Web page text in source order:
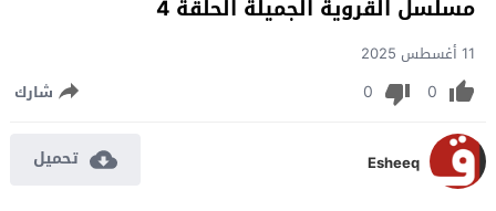
مسلسل القروية الجميلة الحلقة 4
11 أغسطس 2025
0
0 شارك
Esheeq تحميل